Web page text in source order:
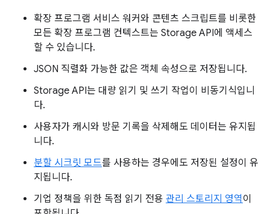
확장 프로그램 서비스 워커와 콘텐츠 스크립트를 비롯한
모든 확장 프로그램 컨텍스트는 Storage API에 액세스
할 수 있습니다.
JSON 직렬화 가능한 값은 객체 속성으로 저장됩니다.
Storage API는 대량 읽기 및 쓰기 작업이 비동기식입니
다.
사용자가 캐시와 방문 기록을 삭제해도 데이터는 유지됩
니다.
분할 시크릿 모드를 사용하는 경우에도 저장된 설정이 유
지됩니다.
기업 정책을 위한 독점 읽기 전용 관리 스토리지 영역이